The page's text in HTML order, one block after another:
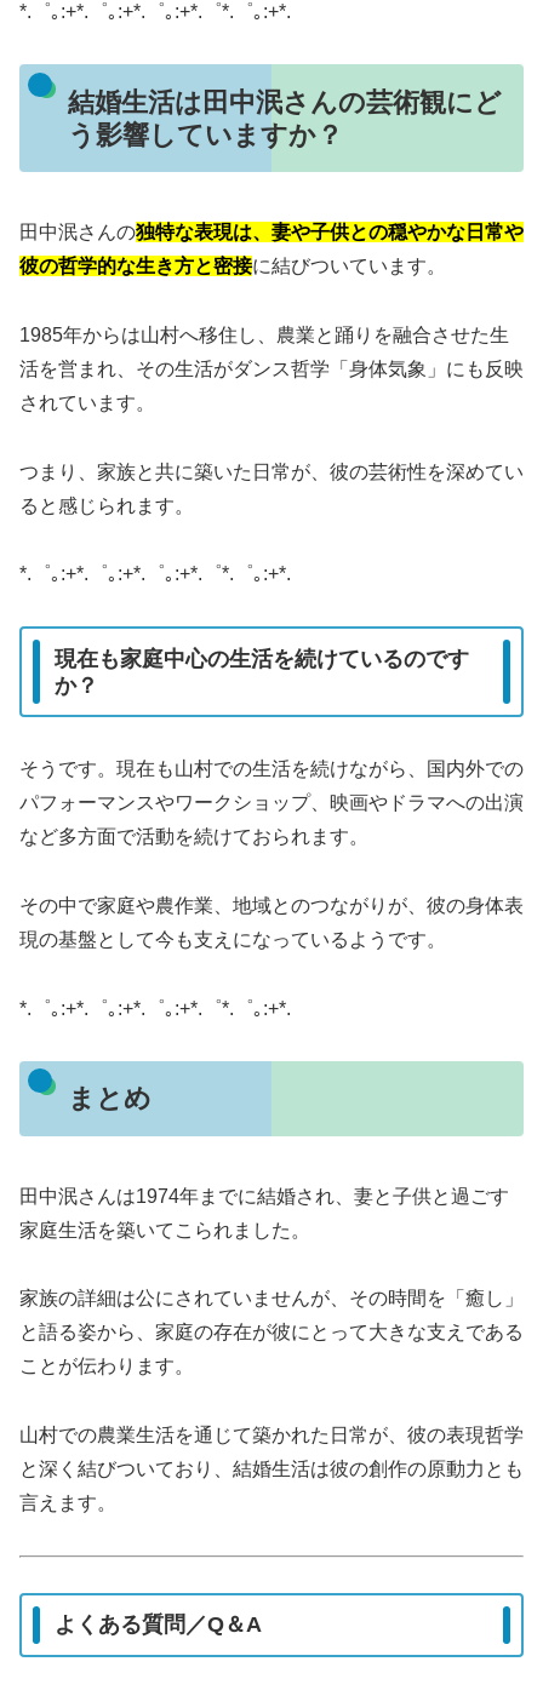
*.゜｡:+*.゜｡:+*.゜｡:+*.゜*.゜｡:+*.
結婚生活は田中泯さんの芸術観にど
う影響していますか？
田中泯さんの独特な表現は、妻や子供との穏やかな日常や
彼の哲学的な生き方と密接に結びついています。
1985年からは山村へ移住し、農業と踊りを融合させた生
活を営まれ、その生活がダンス哲学「身体気象」にも反映
されています。
つまり、家族と共に築いた日常が、彼の芸術性を深めてい
ると感じられます。
*.゜｡:+*.゜｡:+*.゜｡:+*.゜*.゜｡:+*.
現在も家庭中心の生活を続けているのです
か？
そうです。現在も山村での生活を続けながら、国内外での
パフォーマンスやワークショップ、映画やドラマへの出演
など多方面で活動を続けておられます。
その中で家庭や農作業、地域とのつながりが、彼の身体表
現の基盤として今も支えになっているようです。
*.゜｡:+*.゜｡:+*.゜｡:+*.゜*.゜｡:+*.
まとめ
田中泯さんは1974年までに結婚され、妻と子供と過ごす
家庭生活を築いてこられました。
家族の詳細は公にされていませんが、その時間を「癒し」
と語る姿から、家庭の存在が彼にとって大きな支えである
ことが伝わります。
山村での農業生活を通じて築かれた日常が、彼の表現哲学
と深く結びついており、結婚生活は彼の創作の原動力とも
言えます。
よくある質問／Q＆A